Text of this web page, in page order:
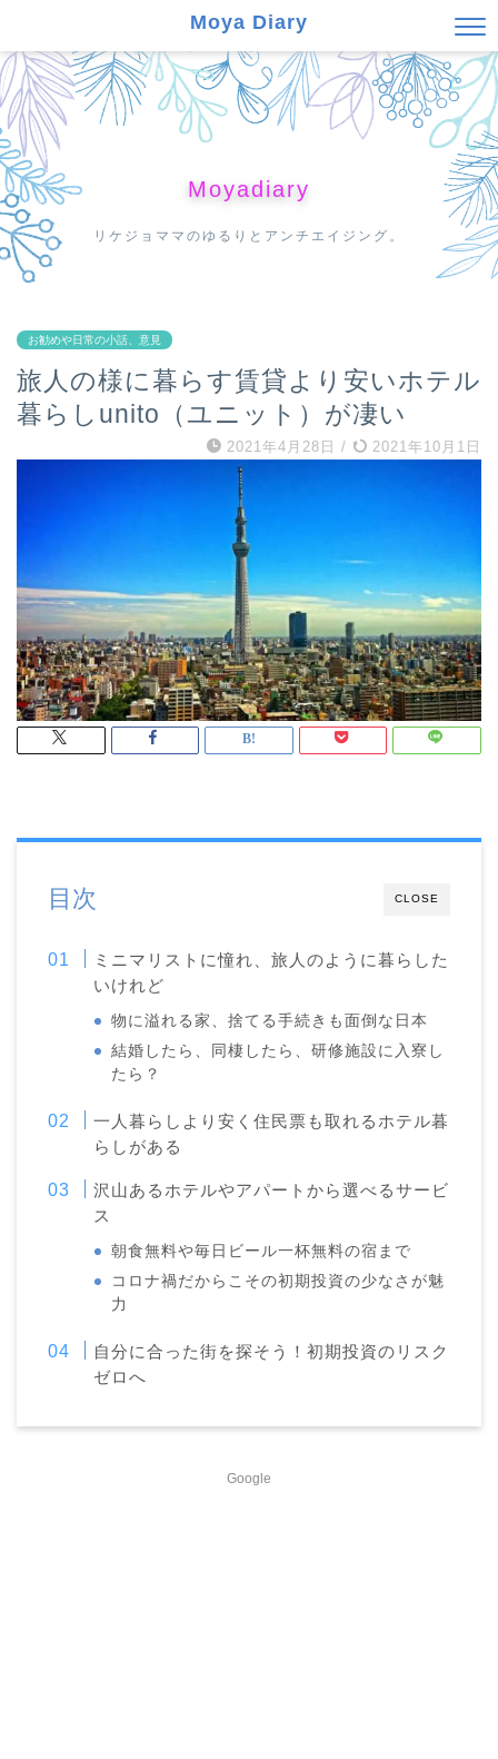
Moya Diary
Moyadiary
リケジョママのゆるりとアンチエイジング。
お勧めや日常の小話、意見
旅人の様に暮らす賃貸より安いホテル
暮らしunito（ユニット）が凄い
2021年4月28日 / 2021年10月1日
CLOSE
目次
ミニマリストに憧れ、旅人のように暮らした
いけれど
物に溢れる家、捨てる手続きも面倒な日本
結婚したら、同棲したら、研修施設に入寮し
たら？
一人暮らしより安く住民票も取れるホテル暮
らしがある
沢山あるホテルやアパートから選べるサービ
ス
朝食無料や毎日ビール一杯無料の宿まで
コロナ禍だからこその初期投資の少なさが魅
力
自分に合った街を探そう！初期投資のリスク
ゼロへ
Google